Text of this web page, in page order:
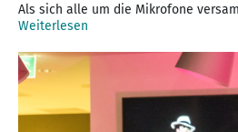
Als sich alle um die Mikrofone
Weiterlesen